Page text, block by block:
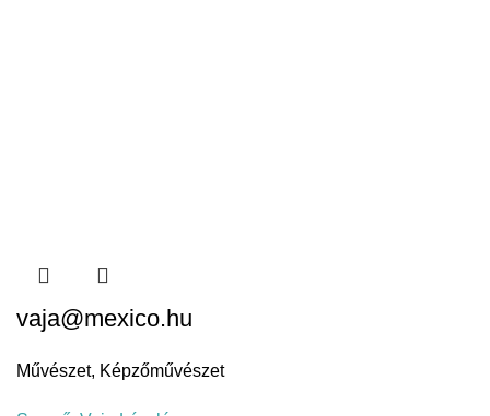
vaja@mexico.hu
Művészet, Képzőművészet